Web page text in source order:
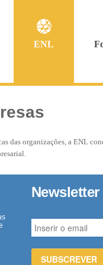
ENL
das organizações, a ENL
Newsletter